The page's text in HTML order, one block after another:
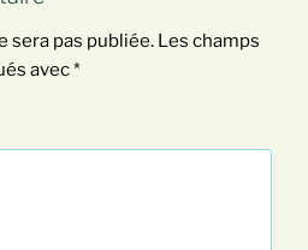
sera pas publiée. Les champs
avec*